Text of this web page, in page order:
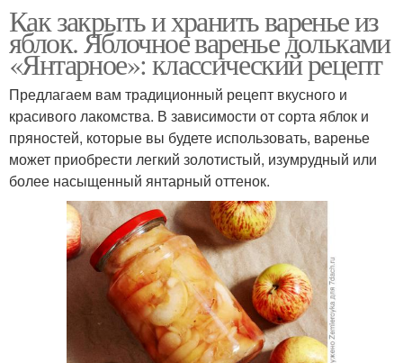
Как закрыть и хранить варенье из
яблок. Яблочное варенье дольками
«Янтарное»: классический рецепт
Предлагаем вам традиционный рецепт вкусного и
красивого лакомства. В зависимости от сорта яблок и
пряностей, которые вы будете использовать, варенье
может приобрести легкий золотистый, изумрудный или
более насыщенный янтарный оттенок.